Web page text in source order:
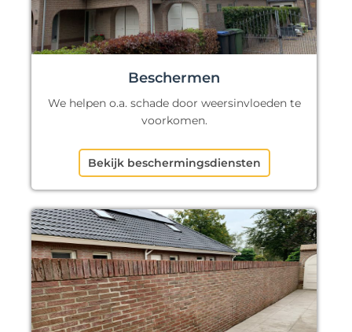
Beschermen
We helpen o.a. schade door weersinvloeden te
voorkomen.
Bekijk beschermingsdiensten